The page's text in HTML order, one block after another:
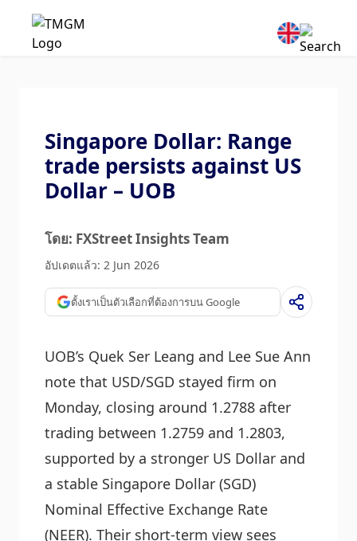
Singapore Dollar: Range
trade persists against US
Dollar – UOB
โดย: FXStreet Insights Team
อัปเดตแล้ว: 2 Jun 2026
ตั้งเราเป็นตัวเลือกที่ต้องการบน Google
UOB’s Quek Ser Leang and Lee Sue Ann
note that USD/SGD stayed firm on
Monday, closing around 1.2788 after
trading between 1.2759 and 1.2803,
supported by a stronger US Dollar and
a stable Singapore Dollar (SGD)
Nominal Effective Exchange Rate
(NEER). Their short-term view sees